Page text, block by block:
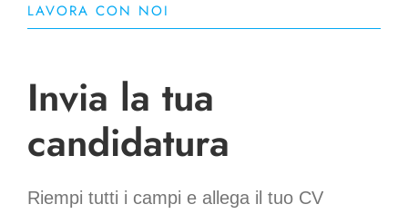
LAVORA CON NOI
Invia la tua
candidatura
Riempi tutti i campi e allega il tuo CV